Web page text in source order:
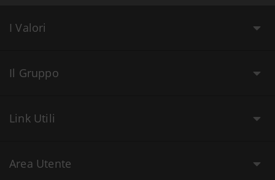
I Valori
Il Gruppo
Link Utili
Area Utente